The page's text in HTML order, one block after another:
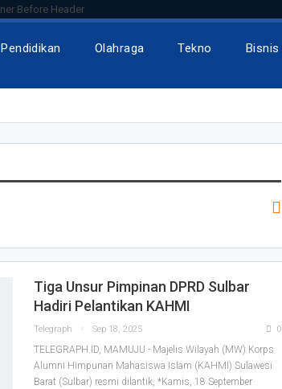
Pendidikan Olahraga Tekno Bisnis
Tiga Unsur Pimpinan DPRD Sulbar
Hadiri Pelantikan KAHMI
Telegraph Sep 18, 2025 0
TELEGRAPH.ID, MAMUJU - Majelis Wilayah (MW) Korps
Alumni Himpunan Mahasiswa Islam (KAHMI) Sulawesi
Barat (Sulbar) resmi dilantik, *Kamis, 18 September